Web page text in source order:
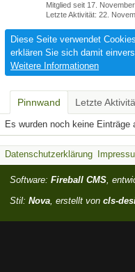
Mitglied seit 17.
Letzte Aktivität 22.
Diese Seite verwendet
erklären Sie sich damit
Weitere Informationen
Pinnwand Letzte
Es wurden noch keine Einträge
Datenschutzerklärung
Software: Fireball CMS,
Stil: Nova, erstellt von cls-